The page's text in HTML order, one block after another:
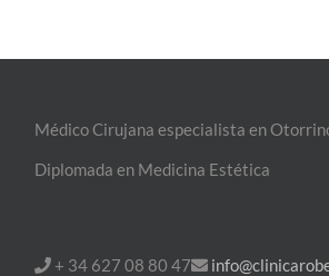
Médico Cirujana especialista en
Diplomada en Medicina Estética
+ 34 627 08 80 47